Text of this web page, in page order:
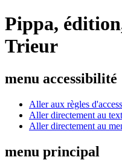
Pippa,
Trieur
menu accessibilité
Aller aux règles
Aller directement au
Aller directement au
menu principal